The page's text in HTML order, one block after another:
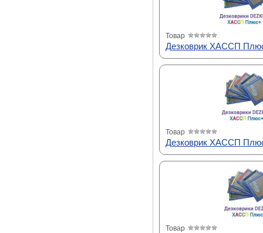
Товар
Дезковрик ХАССП
Товар
Дезковрик ХАССП
Товар